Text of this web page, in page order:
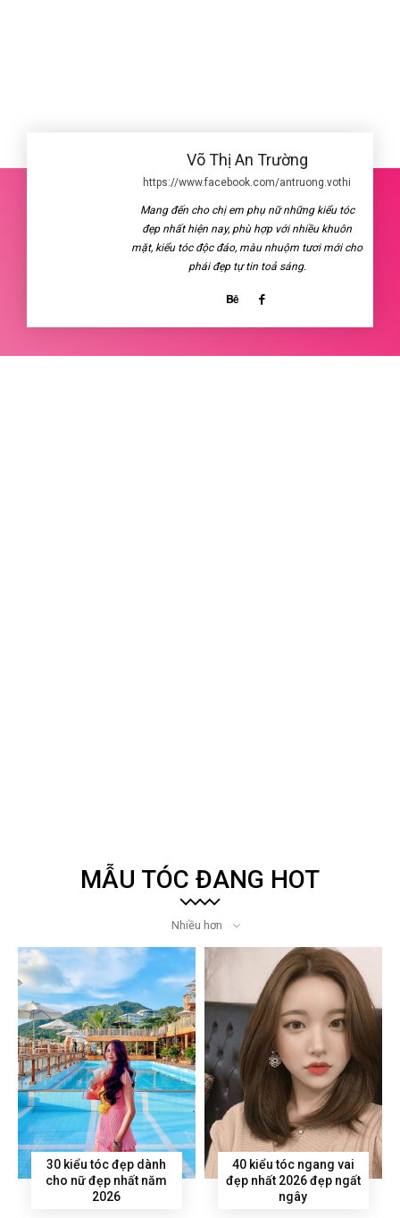
Võ Thị An Trường
https://www.facebook.com/antruong.vothi
Mang đến cho chị em phụ nữ những kiểu tóc
đẹp nhất hiện nay, phù hợp với nhiều khuôn
mặt, kiểu tóc độc đáo, màu nhuộm tươi mới cho
phái đẹp tự tin toả sáng.
MẪU TÓC ĐANG HOT
Nhiều hơn
30 kiểu tóc đẹp dành
cho nữ đẹp nhất năm
2026
40 kiểu tóc ngang vai
đẹp nhất 2026 đẹp ngất
ngây